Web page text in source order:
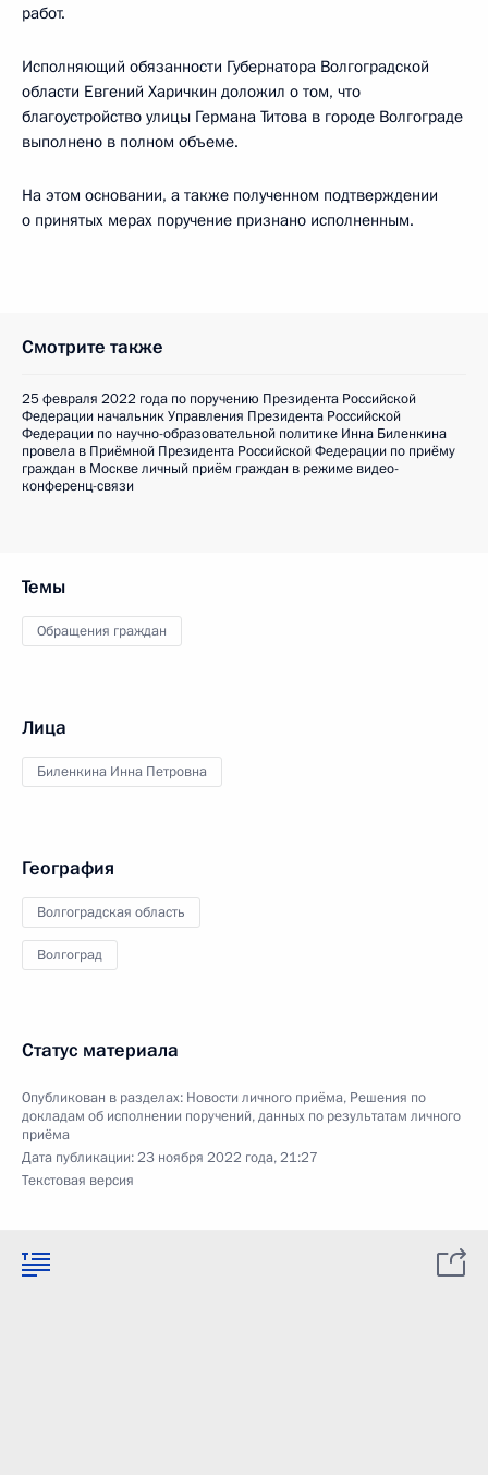
работ.
Исполняющий обязанности Губернатора Волгоградской
области Евгений Харичкин доложил о том, что
благоустройство улицы Германа Титова в городе Волгограде
выполнено в полном объеме.
На этом основании, а также полученном подтверждении
о принятых мерах поручение признано исполненным.
Смотрите также
25 февраля 2022 года по поручению Президента Российской
Федерации начальник Управления Президента Российской
Федерации по научно-образовательной политике Инна Биленкина
провела в Приёмной Президента Российской Федерации по приёму
граждан в Москве личный приём граждан в режиме видео-
конференц-связи
Темы
Обращения граждан
Лица
Биленкина Инна Петровна
География
Волгоградская область
Волгоград
Статус материала
Опубликован в разделах: Новости личного приёма, Решения по
докладам об исполнении поручений, данных по результатам личного
приёма
Дата публикации:23 ноября 2022 года, 21:27
Текстовая версия